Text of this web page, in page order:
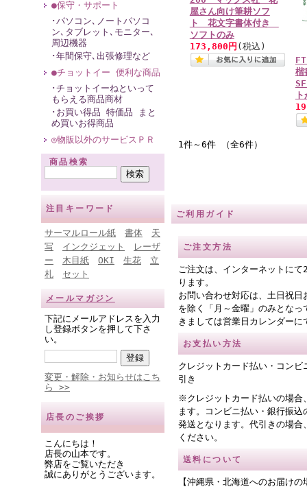
●保守・サポート
･パソコン､ノートパソコ
ン､タブレット､モニター､
周辺機器
･年間保守､出張修理など
●チョットイー 便利な商品
･チョットイーねといって
もらえる商品商材
･お買い得品 特価品 まと
め買いお得商品
◎物販以外のサービスＰＲ
商品検索
注目キーワード
サーマルロール紙 書体
天
写
インクジェット
レーザ
ー
木目紙 OKI 生花
立
札
セット
メールマガジン
下記にメールアドレスを入力
し登録ボタンを押して下さ
い。
変更・解除・お知らせはこち
ら >>
店長のご挨拶
こんにちは！
店長の山本です。
弊店をご覧いただき
誠にありがとうございます。
屋さん向け筆耕ソフ
ト 花文字書体付き
ソフトのみ
173,800円 (税込)
楷
1件～6件 （全6件）
ご利用ガイド
ご注文方法
ご注文は、インターネットに
ります。
お問い合わせ対応は、土日祝日
を除く「月～金曜」のみとなっ
きましては営業日カレンダーに
お支払い方法
クレジットカード払い・コンビ
引き
※クレジットカード払いの場合
ます。コンビニ払い・銀行振
発送となります。代引きの場合
ください。
送料について
【沖縄県・北海道へのお届けの